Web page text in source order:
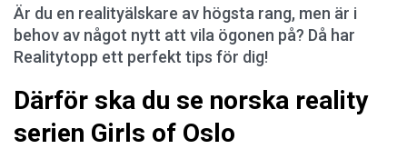
Är du en realityälskare av högsta rang, men är i
behov av något nytt att vila ögonen på? Då har
Realitytopp ett perfekt tips för dig!
Därför ska du se norska reality
serien Girls of Oslo